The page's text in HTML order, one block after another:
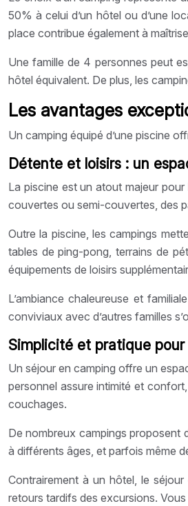
50% à celui d’un hôtel ou d’une
place contribue également à
Une famille de 4 personnes peut
hôtel équivalent. De plus, les
Les avantages
Un camping équipé d’une piscine
Détente et loisirs : un
La piscine est un atout majeur
couvertes ou semi-couvertes, des
Outre la piscine, les campings
tables de ping-pong, terrains de
équipements de loisirs
L’ambiance chaleureuse et
conviviaux avec d’autres familles
Simplicité et pratique pour
Un séjour en camping offre un
personnel assure intimité et
couchages.
De nombreux campings proposent
à différents âges, et parfois même
Contrairement à un hôtel, le
retours tardifs des excursions.